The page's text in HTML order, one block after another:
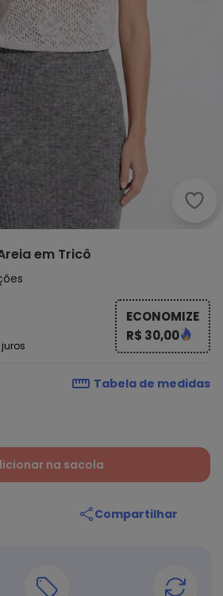
em Tricô
ECONOMIZE
R$ 30,00
Tabela de medidas
na sacola
Compartilhar